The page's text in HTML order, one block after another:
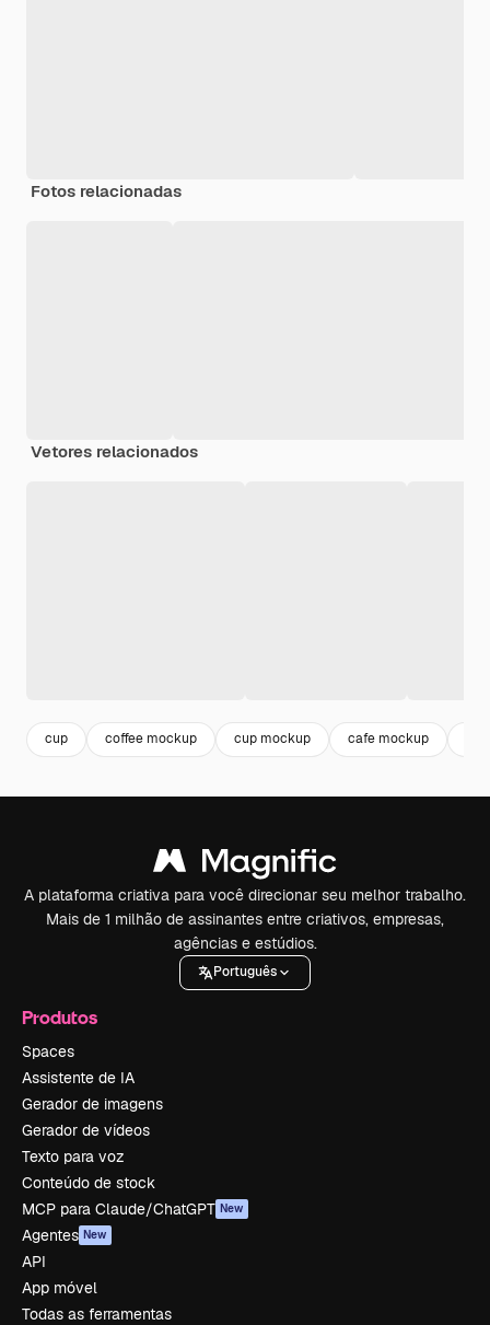
Fotos relacionadas
Vetores relacionados
cup coffee mockup cup mockup cafe mockup
A plataforma criativa para você direcionar seu melhor trabalho.
Mais de 1 milhão de assinantes entre criativos, empresas,
agências e estúdios.
Português
Produtos
Spaces
Assistente de IA
Gerador de imagens
Gerador de vídeos
Texto para voz
Conteúdo de stock
MCP para Claude/ChatGPT New
Agentes New
API
App móvel
Todas as ferramentas